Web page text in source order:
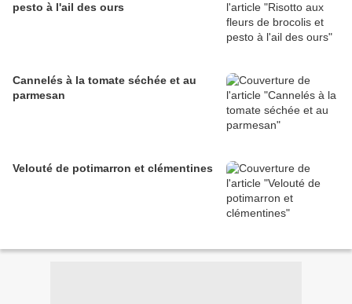
pesto à l'ail des ours
Cannelés à la tomate séchée et au
parmesan
Velouté de potimarron et clémentines